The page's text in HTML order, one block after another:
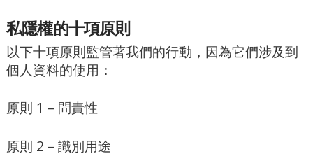
私隱權的十項原則
以下十項原則監管著我們的行動，因為它們涉及到
個人資料的使用：
原則 1 – 問責性
原則 2 – 識別用途